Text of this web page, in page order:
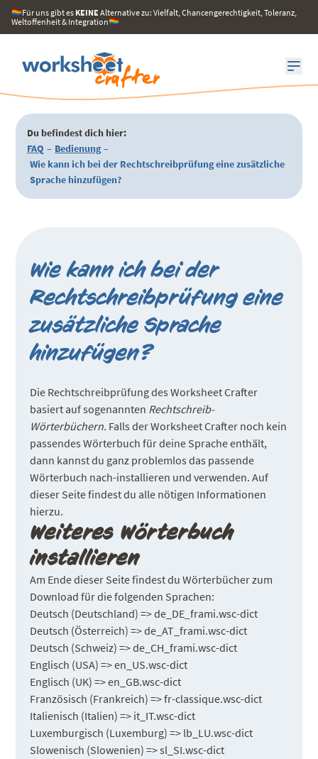
🏳️‍🌈Für uns gibt es KEINE Alternative zu: Vielfalt, Chancengerechtigkeit, Toleranz,
Weltoffenheit & Integration🏳️‍🌈
Du befindest dich hier:
FAQ – Bedienung –
Wie kann ich bei der Rechtschreibprüfung eine zusätzliche
Sprache hinzufügen?
Wie kann ich bei der
Rechtschreibprüfung eine
zusätzliche Sprache
hinzufügen?
Die Rechtschreibprüfung des Worksheet Crafter
basiert auf sogenannten Rechtschreib-
Wörterbüchern. Falls der Worksheet Crafter noch kein
passendes Wörterbuch für deine Sprache enthält,
dann kannst du ganz problemlos das passende
Wörterbuch nach-installieren und verwenden. Auf
dieser Seite findest du alle nötigen Informationen
hierzu.
Weiteres Wörterbuch
installieren
Am Ende dieser Seite findest du Wörterbücher zum
Download für die folgenden Sprachen:
Deutsch (Deutschland) => de_DE _frami.wsc-dict
Deutsch (Österreich) => de_AT_frami.wsc-dict
Deutsch (Schweiz) => de_CH_frami.wsc-dict
Englisch (USA) => en_US.wsc-dict
Englisch (UK) => en_GB.wsc-dict
Französisch (Frankreich) => fr-classique.wsc-dict
Italienisch (Italien) => it_IT.wsc-dict
Luxemburgisch (Luxemburg) => lb_LU.wsc-dict
Slowenisch (Slowenien) => sl_SI.wsc-dict